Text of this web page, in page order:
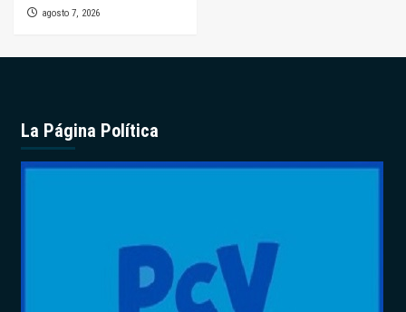
agosto 7, 2026
La Página Política